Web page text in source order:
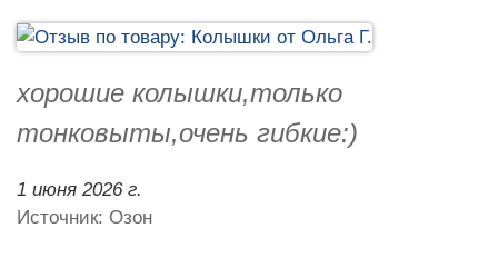
хорошие колышки,только
тонковыты,очень гибкие:)
1 июня 2026 г.
Источник: Озон